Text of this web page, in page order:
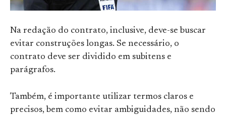
Na redação do contrato, inclusive, deve-se buscar
evitar construções longas. Se necessário, o
contrato deve ser dividido em subitens e
parágrafos.
Também, é importante utilizar termos claros e
precisos, bem como evitar ambiguidades, não sendo